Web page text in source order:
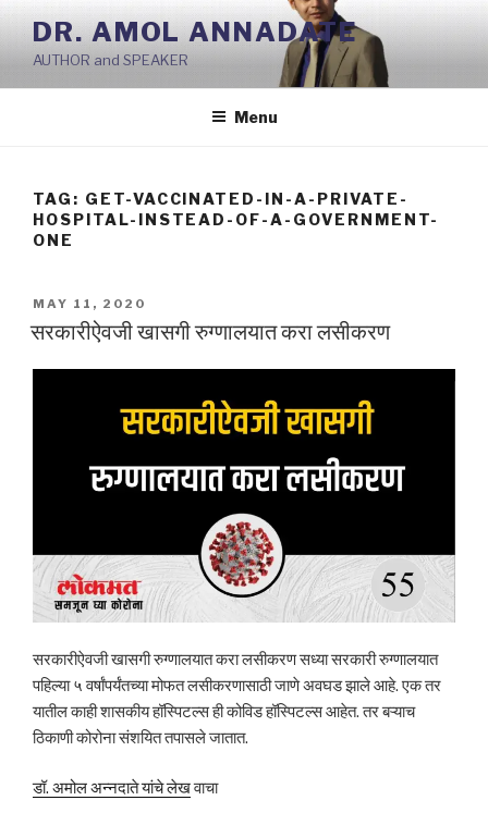
Skip
content
DR. AMOL ANNADATE
AUTHOR and SPEAKER
Menu
TAG: GET-VACCINATED-IN-A-PRIVATE-
HOSPITAL-INSTEAD-OF-A-GOVERNMENT-
ONE
POSTED
ON
MAY 11, 2020
सरकारीऐवजी खासगी रुग्णालयात करा लसीकरण
सरकारीऐवजी खासगी रुग्णालयात करा लसीकरण सध्या सरकारी रुग्णालयात
पहिल्या ५ वर्षांपर्यंतच्या मोफत लसीकरणासाठी जाणे अवघड झाले आहे. एक तर
यातील काही शासकीय हॉस्पिटल्स ही कोविड हॉस्पिटल्स आहेत. तर बऱ्याच
ठिकाणी कोरोना संशयित तपासले जातात.
डॉ. अमोल अन्नदाते यांचे लेखवाचा